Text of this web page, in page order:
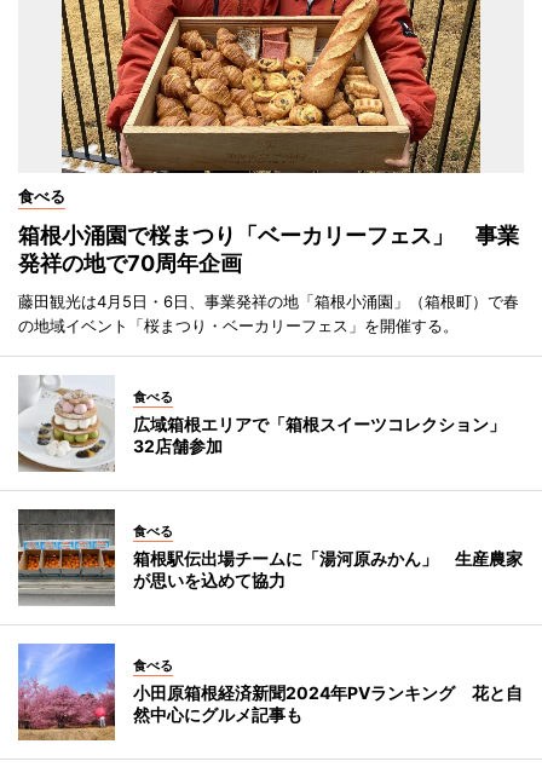
食べる
箱根小涌園で桜まつり「ベーカリーフェス」 事業
発祥の地で70周年企画
藤田観光は4月5日・6日、事業発祥の地「箱根小涌園」（箱根町）で春
の地域イベント「桜まつり・ベーカリーフェス」を開催する。
食べる
広域箱根エリアで「箱根スイーツコレクション」
32店舗参加
食べる
箱根駅伝出場チームに「湯河原みかん」 生産農家
が思いを込めて協力
食べる
小田原箱根経済新聞2024年PVランキング 花と自
然中心にグルメ記事も